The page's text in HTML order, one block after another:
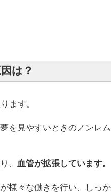
は？
ます。
を見やすいときのノンレム
、 血管が拡張しています。
様々な働きを行い、しっか